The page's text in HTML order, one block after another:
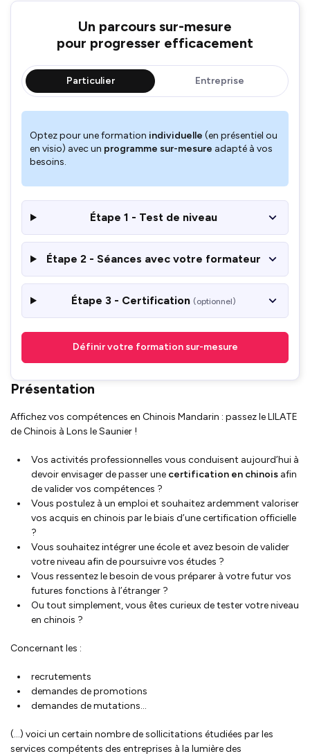
Un parcours sur-mesure
pour progresser efficacement
Particulier Entreprise
Optez pour une formation individuelle (en présentiel ou
en visio) avec un programme sur-mesure adapté à vos
besoins.
Étape 1 - Test de niveau
Étape 2 - Séances avec votre formateur
Étape 3 - Certification (optionnel)
Définir votre formation sur-mesure
Présentation
Affichez vos compétences en Chinois Mandarin : passez le LILATE
de Chinois à Lons le Saunier !
Vos activités professionnelles vous conduisent aujourd’hui à
devoir envisager de passer une certification en chinois afin
de valider vos compétences ?
Vous postulez à un emploi et souhaitez ardemment valoriser
vos acquis en chinois par le biais d’une certification officielle
?
Vous souhaitez intégrer une école et avez besoin de valider
votre niveau afin de poursuivre vos études ?
Vous ressentez le besoin de vous préparer à votre futur vos
futures fonctions à l’étranger ?
Ou tout simplement, vous êtes curieux de tester votre niveau
en chinois ?
Concernant les :
recrutements
demandes de promotions
demandes de mutations…
(…) voici un certain nombre de sollicitations étudiées par les
services compétents des entreprises à la lumière des